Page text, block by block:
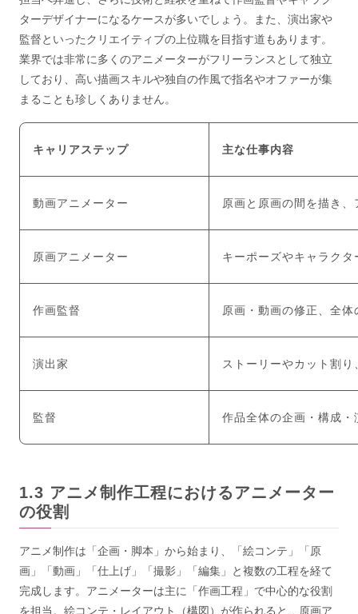
ターデザイナーになるケースが多いでしょう。また、演出家や
監督といったクリエイティブの上位職を目指す道もあります。
業界では非常に多くのアニメーターがフリーランスとして独立
しており、高い描画スキルや独自の作風で指名やオファーが集
まることも珍しくありません。
キャリアステップ 主な仕事内容
動画アニメーター 原画と原画の間を描き
原画アニメーター キーポーズやキャラク
作画監督 原画・動画の修正、全
演出家 ストーリーやカット割
監督 作品全体の企画・構成・
アニメ制作工程におけるアニメーター
の役割
アニメ制作は「企画・脚本」から始まり、「絵コンテ」「原
画」「動画」「仕上げ」「撮影」「編集」と複数の工程を経て
完成します。アニメーターは主に「作画工程」で中心的な役割
を担当。絵コンテ・レイアウト（構図）が作られると、原画ア